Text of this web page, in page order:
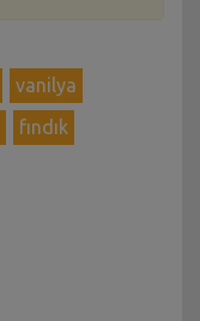
vanilya
fındık